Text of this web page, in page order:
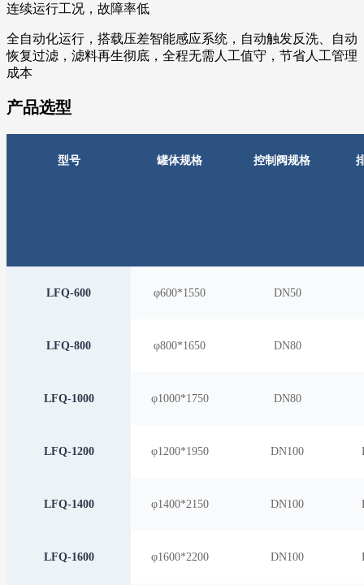
连续运行工况，故障率低
全自动化运行，搭载压差智能感应系统，自动触发反洗、自动
恢复过滤，滤料再生彻底，全程无需人工值守，节省人工管理
成本
产品选型
型号 罐体规格 控制阀规格
LFQ-600 φ600*1550 DN50
LFQ-800 φ800*1650 DN80
LFQ-1000 φ1000*1750 DN80
LFQ-1200 φ1200*1950 DN100
LFQ-1400 φ1400*2150 DN100
LFQ-1600 φ1600*2200 DN100